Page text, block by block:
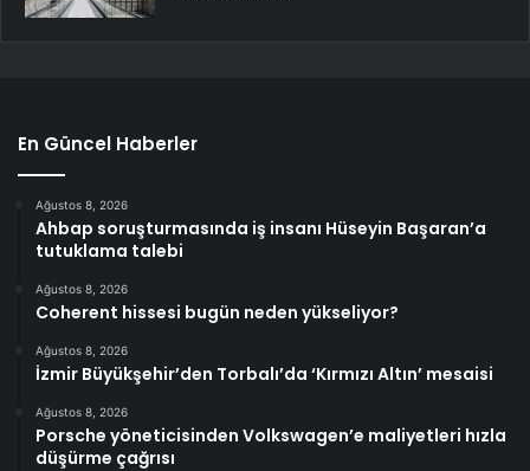
En Güncel Haberler
Ağustos 8, 2026
Ahbap soruşturmasında iş insanı Hüseyin Başaran’a
tutuklama talebi
Ağustos 8, 2026
Coherent hissesi bugün neden yükseliyor?
Ağustos 8, 2026
İzmir Büyükşehir’den Torbalı’da ‘Kırmızı Altın’ mesaisi
Ağustos 8, 2026
Porsche yöneticisinden Volkswagen’e maliyetleri hızla
düşürme çağrısı